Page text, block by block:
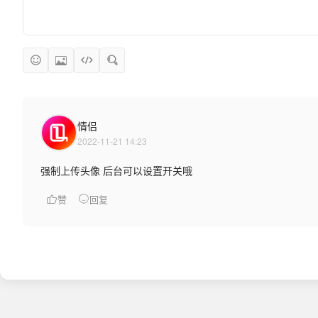
情侣
2022-11-21 14:23
强制上传头像 后台可以设置开关哦
赞 回复